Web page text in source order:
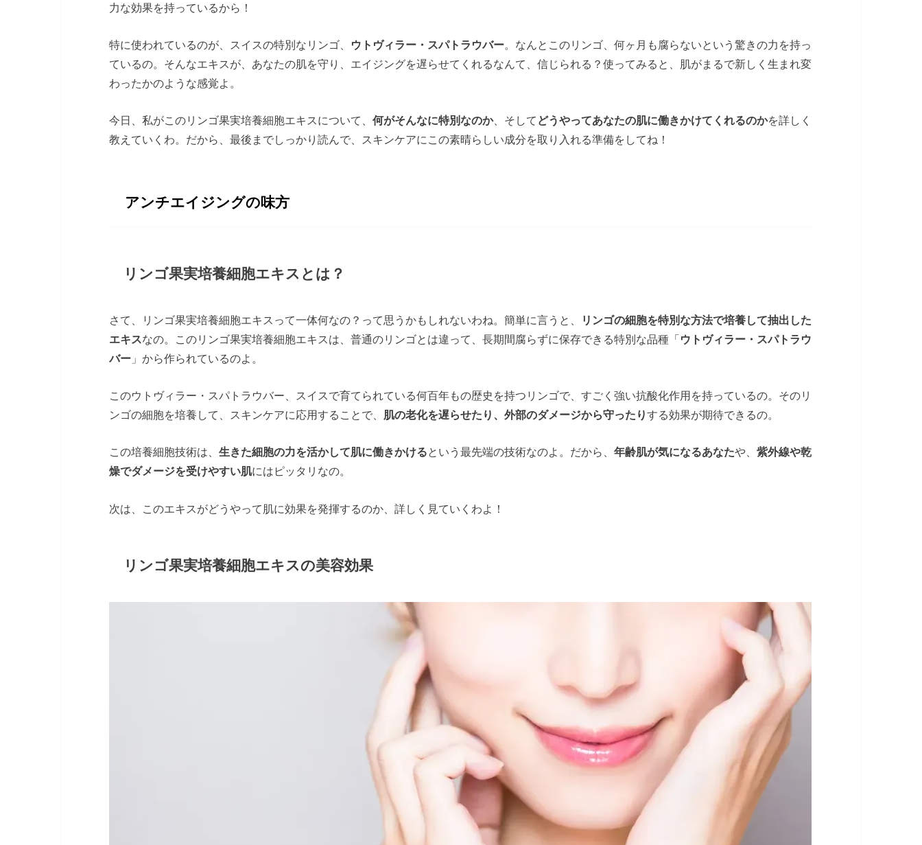
力な効果を持っているから！
特に使われているのが、スイスの特別なリンゴ、 ウトヴィラー・スパトラウバー。なんとこのリンゴ、何ヶ月も腐らないという驚きの力を持っ
ているの。そんなエキスが、あなたの肌を守り、エイジングを遅らせてくれるなんて、信じられる？使ってみると、肌がまるで新しく生まれ変
わったかのような感覚よ。
今日、私がこのリンゴ果実培養細胞エキスについて、 何がそんなに特別なのか、そして どうやってあなたの肌に働きかけてくれるのかを詳しく
教えていくわ。だから、最後までしっかり読んで、スキンケアにこの素晴らしい成分を取り入れる準備をしてね！
アンチエイジングの味方
リンゴ果実培養細胞エキスとは？
さて、リンゴ果実培養細胞エキスって一体何なの？って思うかもしれないわね。簡単に言うと、
リンゴの細胞を特別な方法で培養して抽出した
エキスなの。このリンゴ果実培養細胞エキスは、普通のリンゴとは違って、長期間腐らずに保存できる特別な品種「ウトヴィラー・スパトラウ
バー 」から作られているのよ。
このウトヴィラー・スパトラウバー、スイスで育てられている何百年もの歴史を持つリンゴで、すごく強い抗酸化作用を持っているの。そのリ
ンゴの細胞を培養して、スキンケアに応用することで、 肌の老化を遅らせたり、外部のダメージから守ったりする効果が期待できるの。
この培養細胞技術は、 生きた細胞の力を活かして肌に働きかけるという最先端の技術なのよ。だから、 年齢肌が気になるあなたや、 紫外線や乾
燥でダメージを受けやすい肌にはピッタリなの。
次は、このエキスがどうやって肌に効果を発揮するのか、詳しく見ていくわよ！
リンゴ果実培養細胞エキスの美容効果